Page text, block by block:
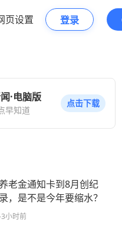
页设置 登录
·电脑版
早知道
点击下载
老金通知卡到8月创纪
录，是不是今年要缩水？
小时前